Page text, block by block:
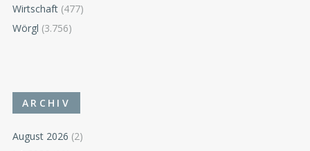
Wirtschaft (477)
Wörgl (3.756)
ARCHIV
August 2026 (2)